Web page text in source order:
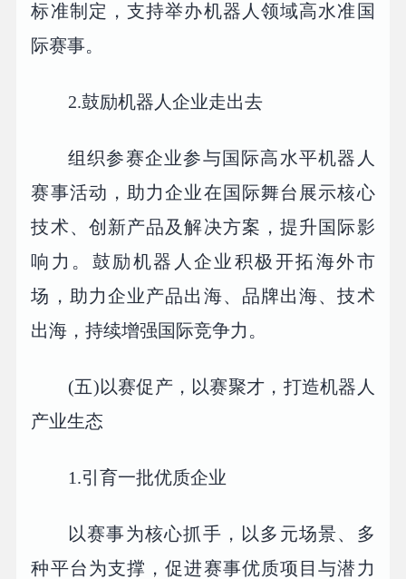
标准制定，支持举办机器人领域高水准国
际赛事。
2.鼓励机器人企业走出去
组织参赛企业参与国际高水平机器人
赛事活动，助力企业在国际舞台展示核心
技术、创新产品及解决方案，提升国际影
响力。鼓励机器人企业积极开拓海外市
场，助力企业产品出海、品牌出海、技术
出海，持续增强国际竞争力。
(五)以赛促产，以赛聚才，打造机器人
产业生态
1.引育一批优质企业
以赛事为核心抓手，以多元场景、多
种平台为支撑，促进赛事优质项目与潜力